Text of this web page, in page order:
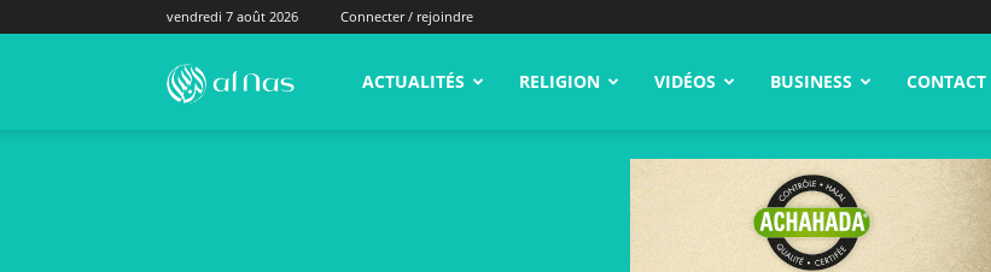
vendredi 7 août 2026 Connecter / rejoindre
alNas.fr ACTUALITÉS RELIGION VIDÉOS BUSINESS CONTACT